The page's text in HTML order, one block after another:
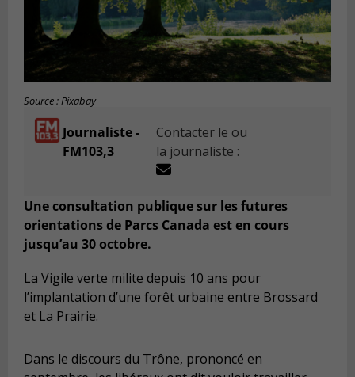
Source : Pixabay
Journaliste -
FM103,3
Contacter le ou
la journaliste :
Une consultation publique sur les futures
orientations de Parcs Canada est en cours
jusqu’au 30 octobre.
La Vigile verte milite depuis 10 ans pour
l’implantation d’une forêt urbaine entre Brossard
et La Prairie.
Dans le discours du Trône, prononcé en